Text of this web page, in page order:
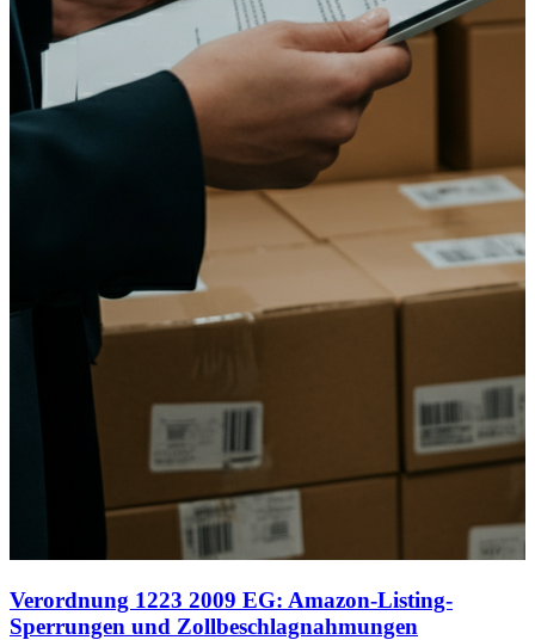
Verordnung 1223 2009 EG: Amazon-Listing-
Sperrungen und Zollbeschlagnahmungen